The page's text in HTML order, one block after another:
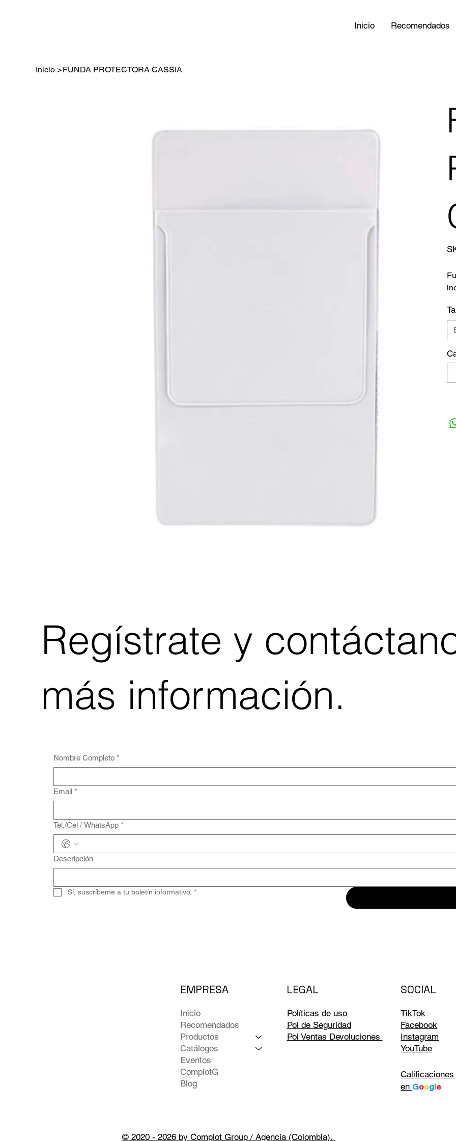
Inicio Recomendados
Inicio >FUNDA PROTECTORA CASSIA
Regístrate y
más información.
Nombre Completo *
Email *
Tel./Cel / WhatsApp *
Descripción
Sí, suscríbeme a tu boletín informativo. *
EMPRESA
Inicio
Recomendados
Productos
Catálogos
Eventos
ComplotG
Blog
LEGAL
Políticas de uso
Pol de Seguridad
Pol Ventas Devoluciones
SOCIAL
TikTok
Facebook
Instagram
YouTube
Calificaciones
en Google
© 2020 - 2026 by Complot Group / Agencia (Colombia).